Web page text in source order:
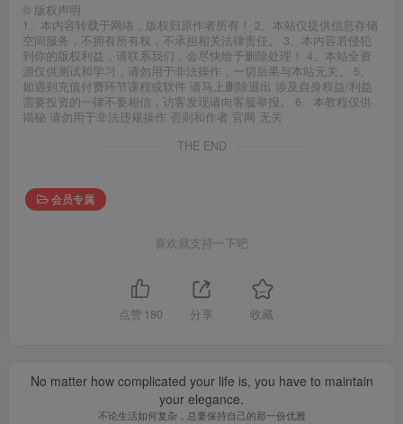
© 版权声明
1、本内容转载于网络，版权归原作者所有！ 2、本站仅提供信息存储
空间服务，不拥有所有权，不承担相关法律责任。 3、本内容若侵犯
到你的版权利益，请联系我们，会尽快给予删除处理！ 4、本站全资
源仅供测试和学习，请勿用于非法操作，一切后果与本站无关。 5、
如遇到充值付费环节课程或软件 请马上删除退出 涉及自身权益/利益
需要投资的一律不要相信，访客发现请向客服举报。 6、本教程仅供
揭秘 请勿用于非法违规操作 否则和作者 官网 无关
THE END
会员专属
喜欢就支持一下吧
点赞 180 分享 收藏
No matter how complicated your life is, you have to maintain
your elegance.
不论生活如何复杂，总要保持自己的那一份优雅